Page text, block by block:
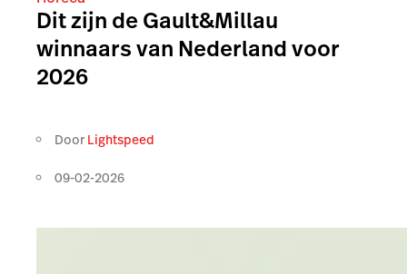
Dit zijn de Gault&Millau
winnaars van Nederland voor
2026
Door Lightspeed
09-02-2026